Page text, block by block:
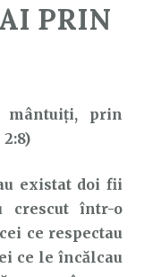
PRIN
prin
existat doi fii
crescut într-o
ce respectau
ce le încălcau